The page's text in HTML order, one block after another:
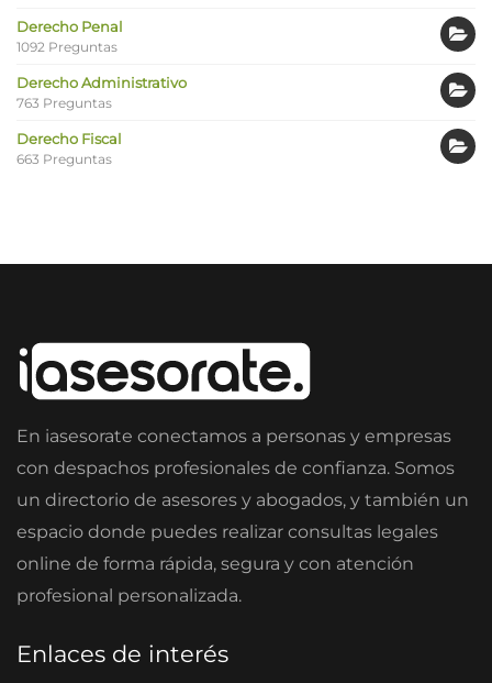
Derecho Penal
1092 Preguntas
Derecho Administrativo
763 Preguntas
Derecho Fiscal
663 Preguntas
En iasesorate conectamos a personas y empresas
con despachos profesionales de confianza. Somos
un directorio de asesores y abogados, y también un
espacio donde puedes realizar consultas legales
online de forma rápida, segura y con atención
profesional personalizada.
Enlaces de interés